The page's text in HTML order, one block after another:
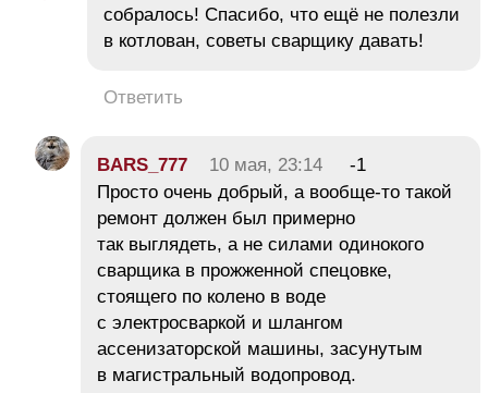
собралось! Спасибо, что ещё не полезли
в котлован, советы сварщику давать!
Ответить
BARS_777 10 мая, 23:14
-1
Просто очень добрый, а вообще-то такой
ремонт должен был примерно
так выглядеть, а не силами одинокого
сварщика в прожженной спецовке,
стоящего по колено в воде
с электросваркой и шлангом
ассенизаторской машины, засунутым
в магистральный водопровод.